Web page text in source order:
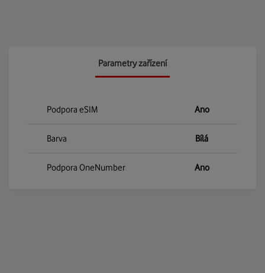
Parametry zařízení
Podpora eSIM Ano
Barva Bílá
Podpora OneNumber Ano